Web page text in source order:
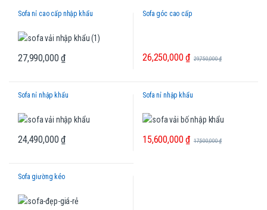
Sofa nỉ cao cấp nhập khẩu
27,990,000₫
Sofa góc cao cấp
26,250,000₫ 29,750,000₫
Sofa nỉ nhập khẩu
24,490,000₫
Sofa nỉ nhập khẩu
15,600,000₫ 17,500,000₫
Sofa giường kéo